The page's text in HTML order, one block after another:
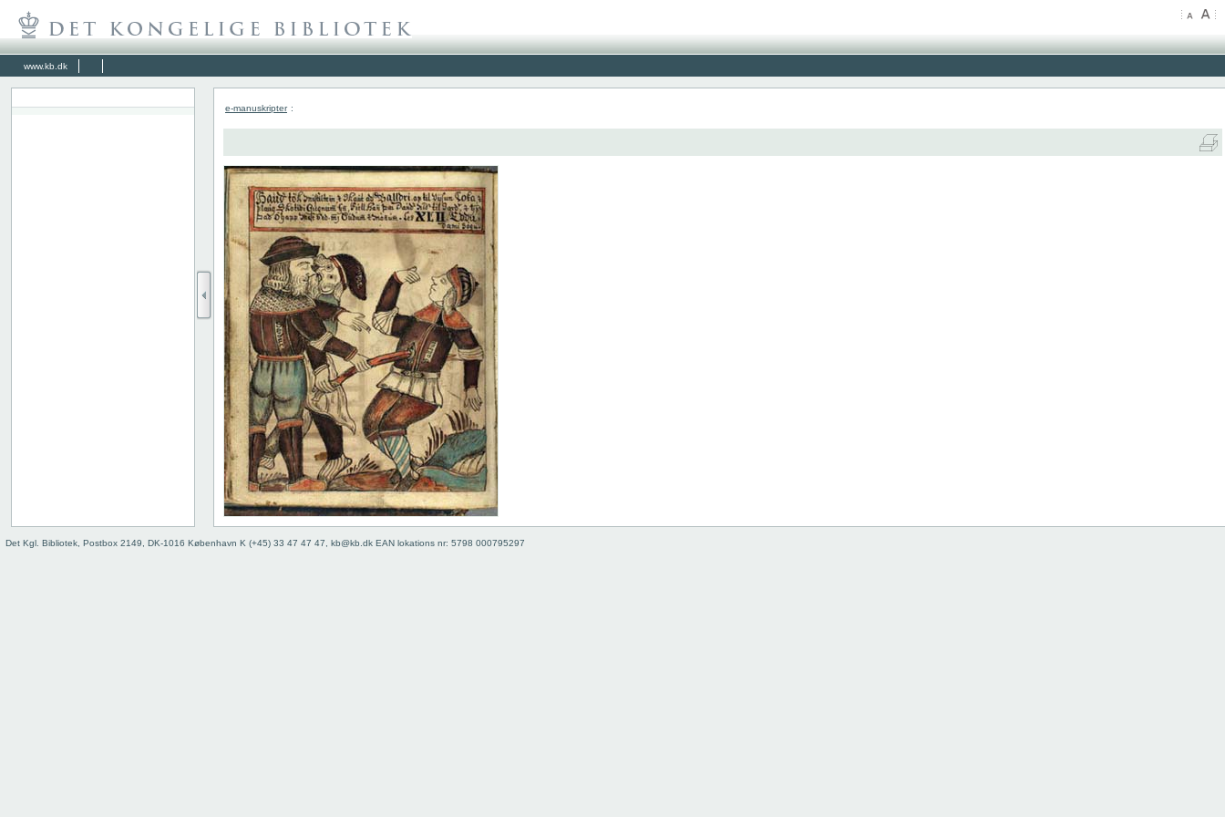
www.kb.dk
e-manuskripter :
Det Kgl. Bibliotek, Postbox 2149, DK-1016 København K (+45) 33 47 47 47, kb@kb.dk EAN lokations nr: 5798 000795297